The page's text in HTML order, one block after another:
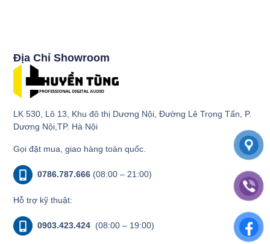
Địa Chỉ Showroom
LK 530, Lô 13, Khu đô thị Dương Nội, Đường Lê Trọng Tấn, P.
Dương Nội,TP. Hà Nội
Gọi đặt mua, giao hàng toàn quốc.
0786.787.666 (08:00 – 21:00)
Hỗ trợ kỹ thuật:
0903.423.424 (08:00 – 19:00)